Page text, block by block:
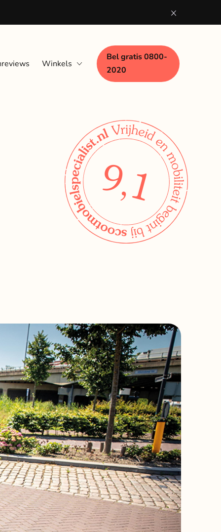
Winkels
Bel gratis 0800-
2020
9,1